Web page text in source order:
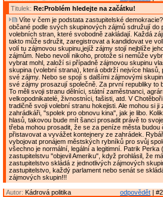
Titulek: Re:Problém hledejte na začátku!
Víte v čem je podstata zastupitelské
občané podle svých skupinových zájmů sdružují do
volebních stran, které svobodně zakládají. Každá
takto může sdružit, zaregistrovat a kandidovat ve
volí tu zájmovou skupinu,jejíž zájmy stojí nejblíže
zájmům. Nebo nevolí nikoho, protože si nemůže
vybrat mohl, založí si případně zájmovou skupinu
skupina (volební strana), která obdrží nejvíce hlasů,
své zájmy. Nebo se spojí s dalšími zájmovými
své zájmy prosazují společně. Za první republiky to
To měli svoji stranu dělníci, státní zaměstnanci,
velkopodnikatelé, živnostníci, fašisti, atd. V
tradičně svoji volební stranu hokejisti. Ale mohou si ji
zahrádkáři, "spolek pro obnovu kina", jak je libo.
hlasů, takovou bude mít šanci prosadit právě to
třeba mohou prosadit, že se za peníze města budou
přistavovat a vyvážet kontejnery ze zahrádek.
vybojovat pronájem městských rybníků pro svůj
všechno je normální, legální a legitimní. Patrik Perka
zastupitelstvu "objevil Ameriku", když prohlásil, že
zastupitelstvo skládá z jednotlivých zájmových
zastupitelstvo, každý parlament nebo senát se
zájmových skupin!!!
odpovědět |
Autor: Kádrová politika